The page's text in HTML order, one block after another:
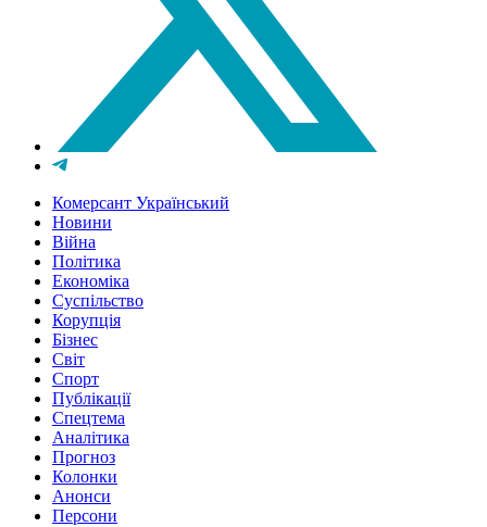
Комерсант Український
Новини
Війна
Політика
Економіка
Суспільство
Корупція
Бізнес
Світ
Спорт
Публікації
Спецтема
Аналітика
Прогноз
Колонки
Анонси
Персони